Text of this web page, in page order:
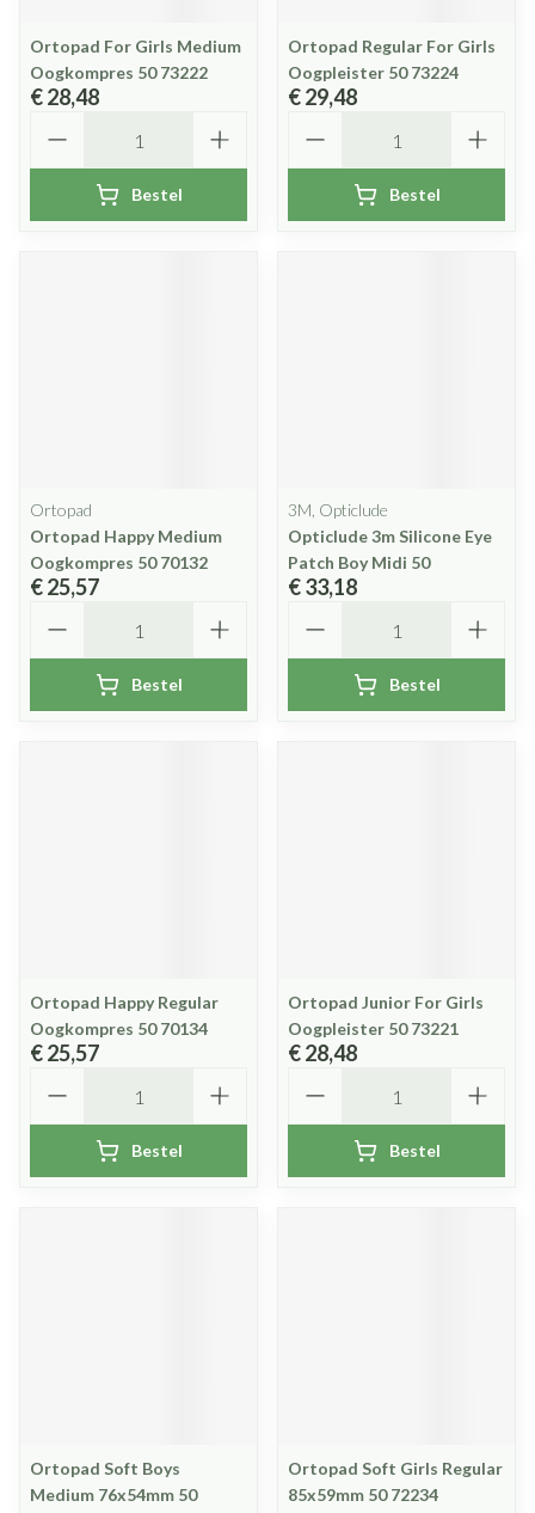
Ortopad For Girls Medium
Oogkompres 50 73222
€ 28,48
Bestel
Ortopad Regular For Girls
Oogpleister 50 73224
€ 29,48
Bestel
Ortopad
Ortopad Happy Medium
Oogkompres 50 70132
€ 25,57
Bestel
3M, Opticlude
Opticlude 3m Silicone Eye
Patch Boy Midi 50
€ 33,18
Bestel
Ortopad Happy Regular
Oogkompres 50 70134
€ 25,57
Bestel
Ortopad Junior For Girls
Oogpleister 50 73221
€ 28,48
Bestel
Ortopad Soft Boys
Medium 76x54mm 50
Ortopad Soft Girls Regular
85x59mm 50 72234